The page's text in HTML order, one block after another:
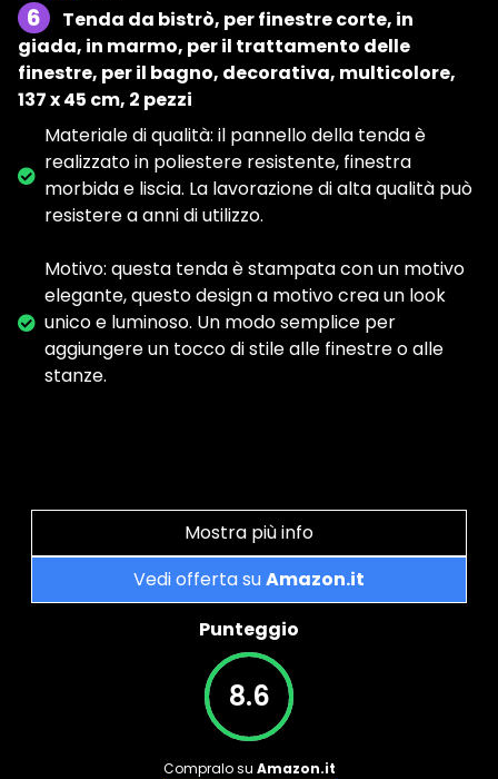
6
Tenda da bistrò, per finestre corte, in
giada, in marmo, per il trattamento delle
finestre, per il bagno, decorativa, multicolore,
137 x 45 cm, 2 pezzi
Materiale di qualità: il pannello della tenda è
realizzato in poliestere resistente, finestra
morbida e liscia. La lavorazione di alta qualità può
resistere a anni di utilizzo.
Motivo: questa tenda è stampata con un motivo
elegante, questo design a motivo crea un look
unico e luminoso. Un modo semplice per
aggiungere un tocco di stile alle finestre o alle
stanze.
Mostra più info
Vedi offerta suAmazon.it
Punteggio
8.6
Compralo su Amazon.it